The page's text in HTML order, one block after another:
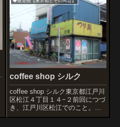
coffee shop シルク
coffee shop シルク東京都江戸川
区松江４丁目１４−２前回につづ
き、江戸川区松江でのこと。釣
り具、おしゃれクリーニングの